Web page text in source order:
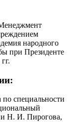
народного
при Президенте
по специальности
Н. И. Пирогова,